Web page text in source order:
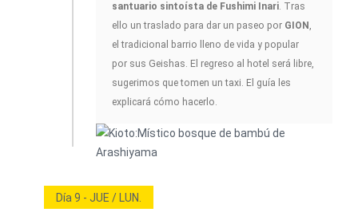
santuario sintoísta de Fushimi Inari. Tras
ello un traslado para dar un paseo por GION ,
el tradicional barrio lleno de vida y popular
por sus Geishas. El regreso al hotel será libre,
sugerimos que tomen un taxi. El guía les
explicará cómo hacerlo.
Día 9 - JUE / LUN.